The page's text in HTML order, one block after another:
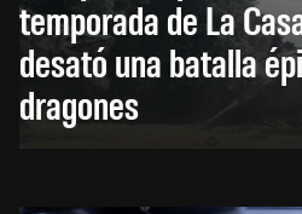
temporada de La
desató una batalla
dragones